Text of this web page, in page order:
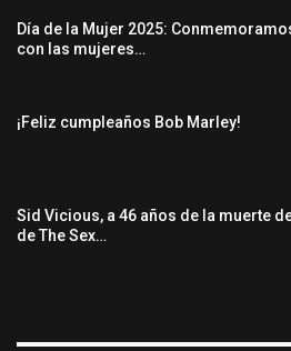
Día de la Mujer 2025:
con las mujeres…
¡Feliz cumpleaños Bob Marley!
Sid Vicious, a 46 años de la muerte
de The Sex…